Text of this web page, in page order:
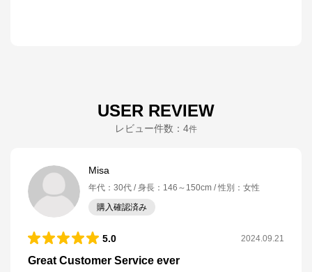
USER REVIEW
レビュー件数： 4件
Misa
年代 ： 30代 身長 ： 146～150cm 性別 ： 女性
購入確認済み
5.0 2024.09.21
Great Customer Service ever